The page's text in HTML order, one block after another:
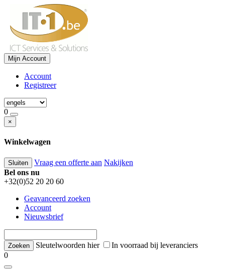
Mijn Account
Account
Registreer
0
×
Winkelwagen
Sluiten Vraag een offerte aan Nakijken
Bel ons nu
+32(0)52 20 20 60
Geavanceerd zoeken
Account
Nieuwsbrief
Sleutelwoorden hier
In voorraad bij leveranciers
0